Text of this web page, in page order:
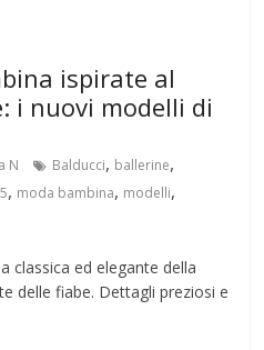
ispirate al
i nuovi modelli di
N Balducci, ballerine,
, moda bambina, modelli,
classica ed elegante della
delle fiabe. Dettagli preziosi e